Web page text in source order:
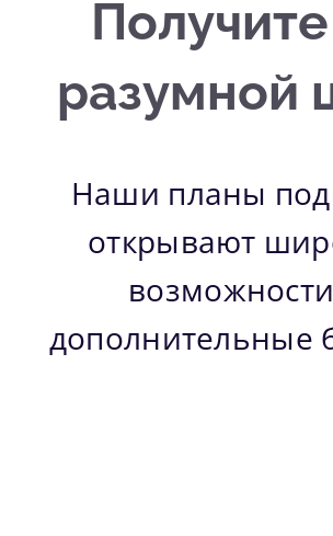
разумной
Наши планы
открывают
дополнительные